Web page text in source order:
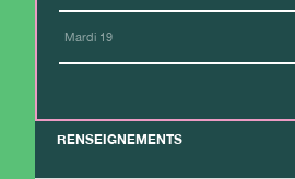
Mardi 19
RENSEIGNEMENTS